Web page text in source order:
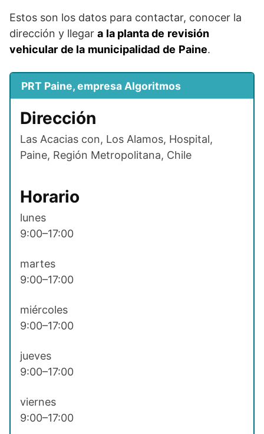
Estos son los datos para contactar, conocer la
dirección y llegar a la plantade revisión
vehicular de la municipalidad de Paine.
PRT Paine, empresa Algoritmos
Dirección
Las Acacias con, Los Alamos, Hospital,
Paine, Región Metropolitana, Chile
Horario
lunes
9:00–17:00
martes
9:00–17:00
miércoles
9:00–17:00
jueves
9:00–17:00
viernes
9:00–17:00